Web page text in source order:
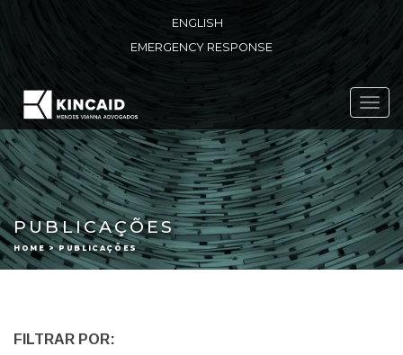
ENGLISH
EMERGENCY RESPONSE
PUBLICAÇÕES
HOME > PUBLICAÇÕES
FILTRAR POR: